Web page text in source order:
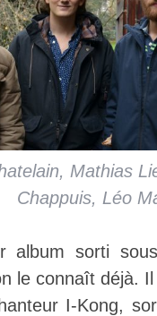
Mathias
Chappuis, Léo
album sorti
le connaît déjà.
I-Kong,